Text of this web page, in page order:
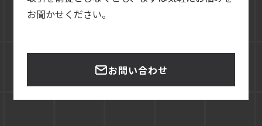
お聞かせください。
お問い合わせ